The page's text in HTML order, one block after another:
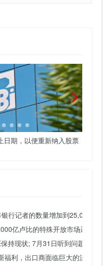
日期，以便重新纳入股票
行记者的数量增加到25,000
亿卢比的特殊开放市场运营
持现状; 7月31日听到问题
福利，出口商面临巨大的流动性